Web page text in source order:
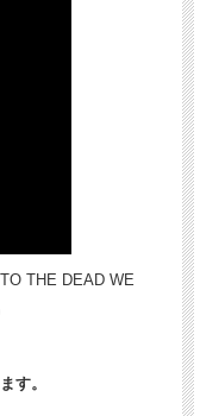
THE DEAD WE
す。